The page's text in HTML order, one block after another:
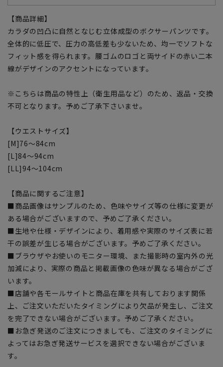
【商品詳細】
カラダの凹凸に自然となじむ立体成型のボクサーパンツです。
全体的に低圧で、圧力の高低差も少ないため、均一でソフトな
フィット感を得られます。腰ゴムのロゴと両サイドの赤い二本
線がデザインのアクセントになっています。
※こちらは商品の特性上（衛生用品など）のため、返品・交換
不可となります。予めご了承下さいませ。
【ウエストサイズ】
[M]76～84cm
[L]84～94cm
[LL]94～104cm
【商品に関するご注意】
■商品画像はサンプルのため、色味やサイズ等の仕様に変更が
ある場合がございますので、予めご了承ください。
■生地や仕様・デザインにより、着用感や実際のサイズ表に若
干の誤差が生じる場合がございます。予めご了承ください。
■ブラウザやお使いのモニター環境、また撮影時の室内外の光
加減により、実際の商品と掲載画像の色味が異なる場合がござ
います。
■店舗や各モールサイトと商品在庫を共有しております関係
上、ご注文いただいたタイミングにより欠品が発生し、ご注文
を完了できない場合がございます。予めご了承ください。
■お急ぎ発送のご注文につきましても、ご注文のタイミングに
よってはお急ぎ発送サービスを選択できない場合がございま
す。